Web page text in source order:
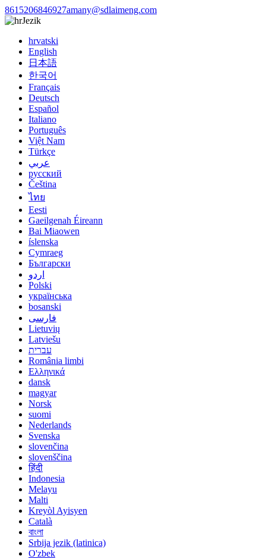
8615206846927amany@sdlaimeng.com
Jezik
hrvatski
English
日本語
한국어
Français
Deutsch
Español
Italiano
Português
Việt Nam
Türkçe
عربي
русский
Čeština
ไทย
Eesti
Gaeilgenah Éireann
Bai Miaowen
íslenska
Cymraeg
Български
اردو
Polski
українська
bosanski
فارسی
Lietuvių
Latviešu
עברית
România limbi
Ελληνικά
dansk
magyar
Norsk
suomi
Nederlands
Svenska
slovenčina
slovenščina
हिंदी
Indonesia
Melayu
Malti
Kreyòl Ayisyen
Català
বাংলা
Srbija jezik (latinica)
O'zbek